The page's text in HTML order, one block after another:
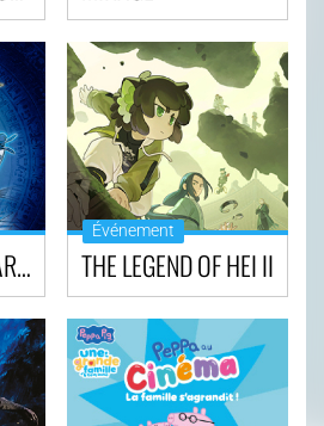
YU-GI-OH! THE DARK SIDE OF DIMENSIONS
Événement
THE LEGEND OF HEI II